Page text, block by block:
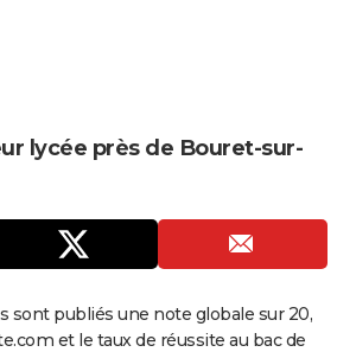
lycée près de Bouret-sur-
sont publiés une note globale sur 20,
et le taux de réussite au bac de